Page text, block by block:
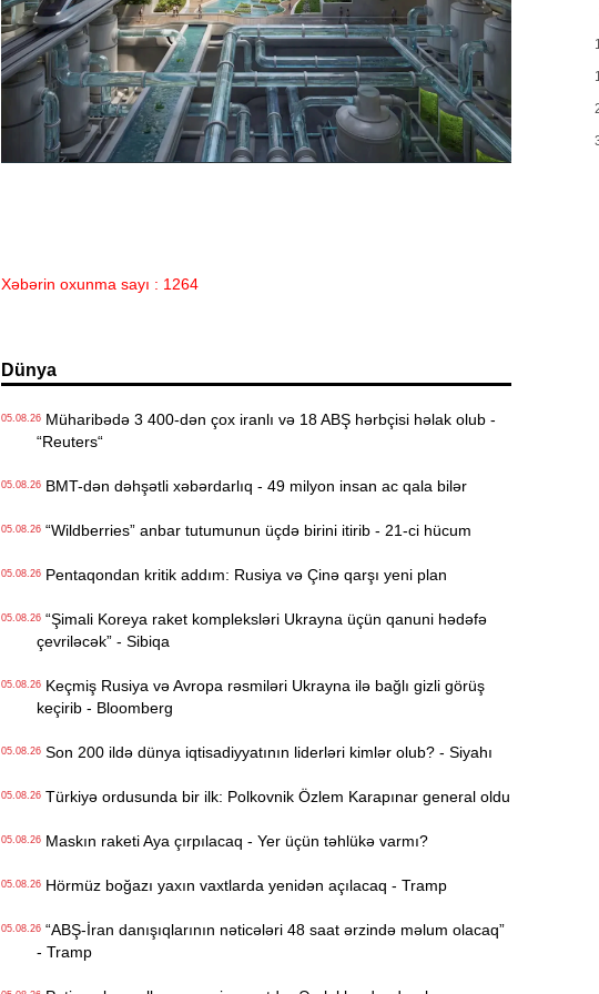
Xəbərin oxunma sayı : 1264
Dünya
05.08.26Müharibədə 3 400-dən çox iranlı və 18 ABŞ hərbçisi həlak olub -
“Reuters“
05.08.26BMT-dən dəhşətli xəbərdarlıq - 49 milyon insan ac qala bilər
05.08.26“Wildberries” anbar tutumunun üçdə birini itirib - 21-ci hücum
05.08.26Pentaqondan kritik addım: Rusiya və Çinə qarşı yeni plan
05.08.26“Şimali Koreya raket kompleksləri Ukrayna üçün qanuni hədəfə
çevriləcək” - Sibiqa
05.08.26Keçmiş Rusiya və Avropa rəsmiləri Ukrayna ilə bağlı gizli görüş
keçirib - Bloomberg
05.08.26Son 200 ildə dünya iqtisadiyyatının liderləri kimlər olub? - Siyahı
05.08.26Türkiyə ordusunda bir ilk: Polkovnik Özlem Karapınar general oldu
05.08.26Maskın raketi Aya çırpılacaq - Yer üçün təhlükə varmı?
05.08.26Hörmüz boğazı yaxın vaxtlarda yenidən açılacaq - Tramp
05.08.26“ABŞ-İran danışıqlarının nəticələri 48 saat ərzində məlum olacaq”
- Tramp